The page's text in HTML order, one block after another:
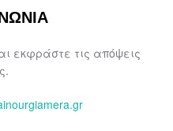
εκφράστε τις απόψεις